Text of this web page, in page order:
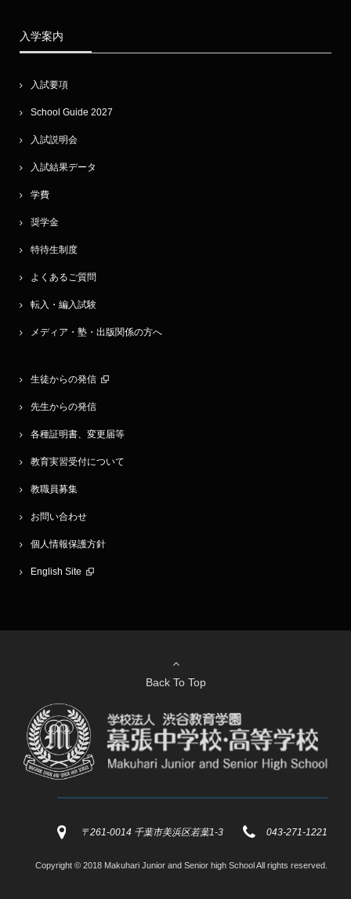
入学案内
入試要項
School Guide 2027
入試説明会
入試結果データ
学費
奨学金
特待生制度
よくあるご質問
転入・編入試験
メディア・塾・出版関係の方へ
生徒からの発信
先生からの発信
各種証明書、変更届等
教育実習受付について
教職員募集
お問い合わせ
個人情報保護方針
English Site
Back To Top
〒261-0014 千葉市美浜区若葉1-3 043-271-1221
Copyright © 2018 Makuhari Junior and Senior high School All rights reserved.